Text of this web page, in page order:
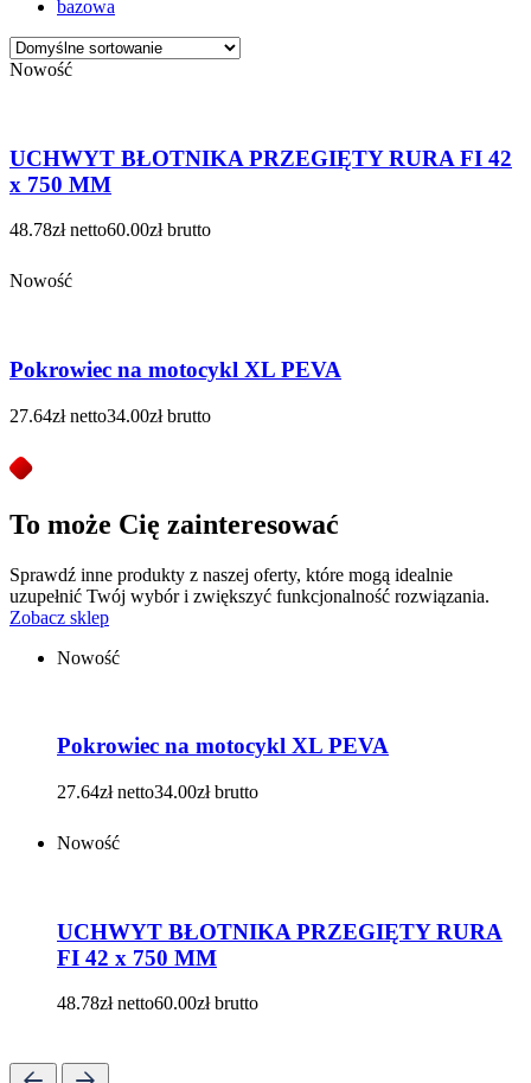
bazowa
Nowość
UCHWYT BŁOTNIKA PRZEGIĘTY RURA FI 42
x 750 MM
48.78zł netto60.00zł brutto
Nowość
Pokrowiec na motocykl XL PEVA
27.64zł netto34.00zł brutto
To może Cię zainteresować
Sprawdź inne produkty z naszej oferty, które mogą idealnie
uzupełnić Twój wybór i zwiększyć funkcjonalność rozwiązania.
Zobacz sklep
Nowość
Pokrowiec na motocykl XL PEVA
27.64zł netto34.00zł brutto
Nowość
UCHWYT BŁOTNIKA PRZEGIĘTY RURA
FI 42 x 750 MM
48.78zł netto60.00zł brutto